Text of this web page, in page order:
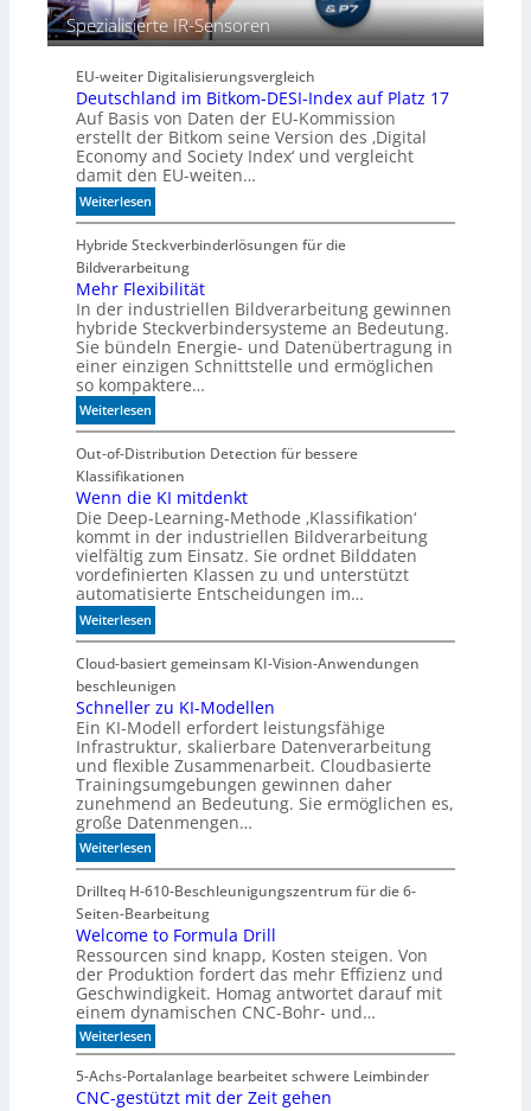
e
s
r
e
M
a
s
c
n
e
n
b
e
d
e
u
t
e
n
Spezialisierte IR-Sensoren
EU-weiter Digitalisierungsvergleich
Deutschland im Bitkom-DESI-Index auf Platz 17
Auf Basis von Daten der EU-Kommission
erstellt der Bitkom seine Version des ‚Digital
Economy and Society Index‘ und vergleicht
damit den EU-weiten…
Weiterlesen:
D
e
u
t
s
c
h
l
a
n
d
i
m
B
i
k
o
m
-
D
E
S
-
I
n
d
e
a
u
P
a
t
z
1
7
Hybride Steckverbinderlösungen für die
Bildverarbeitung
Mehr Flexibilität
In der industriellen Bildverarbeitung gewinnen
hybride Steckverbindersysteme an Bedeutung.
Sie bündeln Energie- und Datenübertragung in
einer einzigen Schnittstelle und ermöglichen
so kompaktere…
Weiterlesen:
M
e
h
r
F
e
x
i
b
i
l
i
ä
t
Out-of-Distribution Detection für bessere
Klassifikationen
Wenn die KI mitdenkt
Die Deep-Learning-Methode ‚Klassifikation‘
kommt in der industriellen Bildverarbeitung
vielfältig zum Einsatz. Sie ordnet Bilddaten
vordefinierten Klassen zu und unterstützt
automatisierte Entscheidungen im…
Weiterlesen:
W
e
n
n
d
i
e
K
I
m
i
t
d
e
n
k
t
Cloud-basiert gemeinsam KI-Vision-Anwendungen
beschleunigen
Schneller zu KI-Modellen
Ein KI-Modell erfordert leistungsfähige
Infrastruktur, skalierbare Datenverarbeitung
und flexible Zusammenarbeit. Cloudbasierte
Trainingsumgebungen gewinnen daher
zunehmend an Bedeutung. Sie ermöglichen es,
große Datenmengen…
Weiterlesen:
S
c
h
n
e
l
l
e
r
z
u
K
Drillteq H-610-Beschleunigungszentrum für die 6-
Seiten-Bearbeitung
Welcome to Formula Drill
Ressourcen sind knapp, Kosten steigen. Von
der Produktion fordert das mehr Effizienz und
Geschwindigkeit. Homag antwortet darauf mit
einem dynamischen CNC-Bohr- und…
Weiterlesen:
W
l
c
5-Achs-Portalanlage bearbeitet schwere Leimbinder
CNC-gestützt mit der Zeit gehen